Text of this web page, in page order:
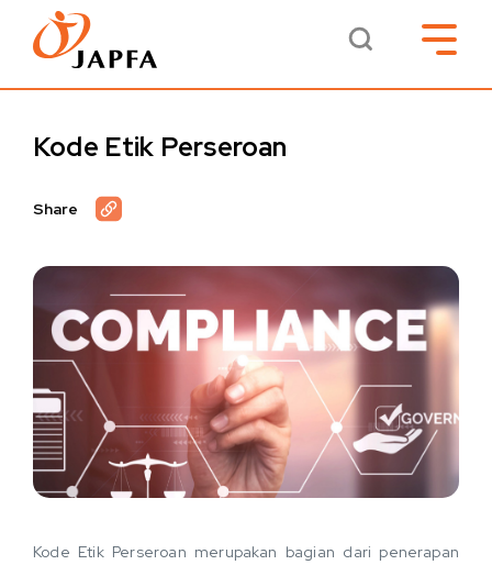
Kode Etik Perseroan
Share
Kode Etik Perseroan merupakan bagian dari penerapan